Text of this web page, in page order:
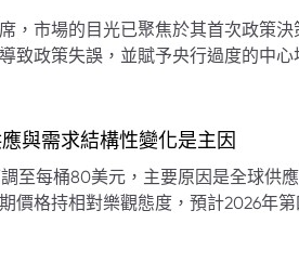
，市場的目光已聚焦於其首次政策決
致政策失誤，並賦予央行過度的中心
信號的依賴，並強化對經濟基本面
與需求結構性變化是主因
至每桶80美元，主要原因是全球供
格持相對樂觀態度，預計2026年第
、委內瑞拉及阿聯酋的產量提升，加